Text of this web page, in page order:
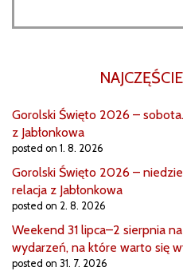
Gorolski Święto 2026 –
z Jabłonkowa
posted on 1. 8. 2026
Gorolski Święto 2026 –
relacja z Jabłonkowa
posted on 2. 8. 2026
Weekend 31 lipca–2 sierpnia
wydarzeń, na które warto się
posted on 31. 7. 2026